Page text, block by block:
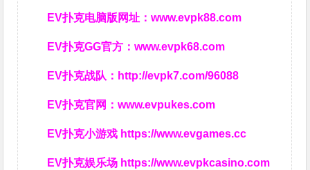
EV扑克电脑版网址：www.evpk88.com
EV扑克GG官方：www.evpk68.com
EV扑克战队： http://evpk7.com/96088
EV扑克官网：www.evpukes.com
EV扑克小游戏 https://www.evgames.cc
EV扑克娱乐场 https://www.evpkcasino.com